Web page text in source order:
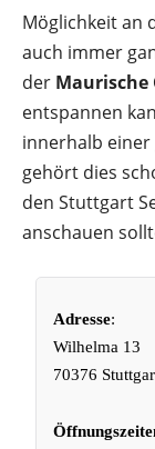
Möglichkeit an
auch immer
der Maurische
entspannen
innerhalb
gehört dies
den Stuttgart
anschauen
Adresse:
Wilhelma 13
70376